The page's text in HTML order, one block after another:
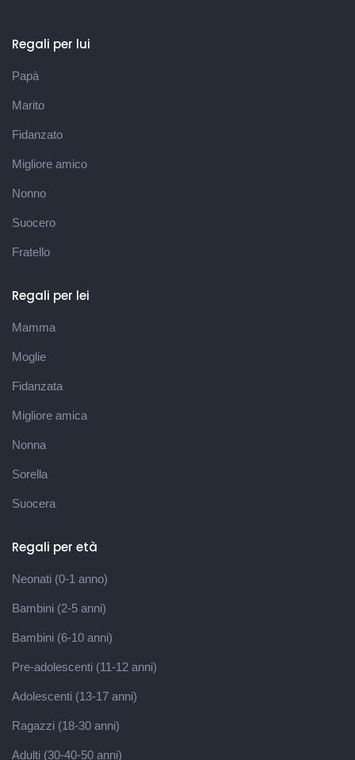
Regali per lui
Papà
Marito
Fidanzato
Migliore amico
Nonno
Suocero
Fratello
Regali per lei
Mamma
Moglie
Fidanzata
Migliore amica
Nonna
Sorella
Suocera
Regali per età
Neonati (0-1 anno)
Bambini (2-5 anni)
Bambini (6-10 anni)
Pre-adolescenti (11-12 anni)
Adolescenti (13-17 anni)
Ragazzi (18-30 anni)
Adulti (30-40-50 anni)